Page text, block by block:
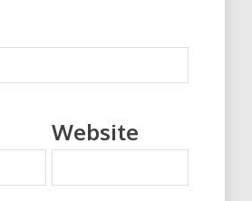
Website